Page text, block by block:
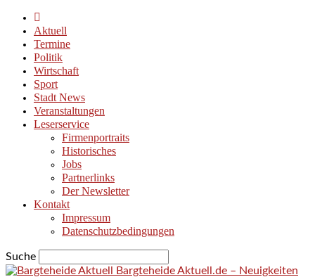
Aktuell
Termine
Politik
Wirtschaft
Sport
Stadt News
Veranstaltungen
Leserservice
Firmenportraits
Historisches
Jobs
Partnerlinks
Der Newsletter
Kontakt
Impressum
Datenschutzbedingungen
Suche
Bargteheide Aktuell.de – Neuigkeiten